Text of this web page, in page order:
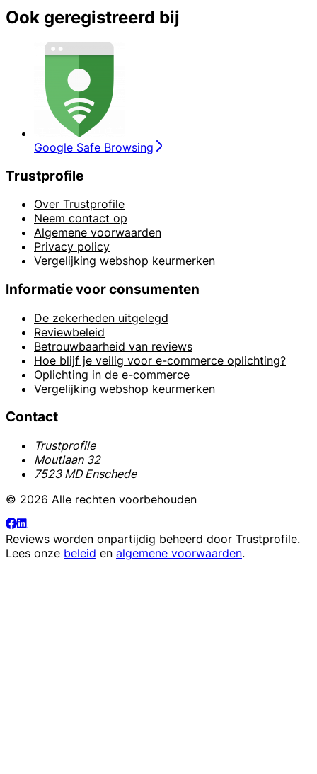
Ook geregistreerd bij
Google Safe Browsing
Trustprofile
Over Trustprofile
Neem contact op
Algemene voorwaarden
Privacy policy
Vergelijking webshop keurmerken
Informatie voor consumenten
De zekerheden uitgelegd
Reviewbeleid
Betrouwbaarheid van reviews
Hoe blijf je veilig voor e-commerce oplichting?
Oplichting in de e-commerce
Vergelijking webshop keurmerken
Contact
Trustprofile
Moutlaan 32
7523 MD Enschede
© 2026 Alle rechten voorbehouden
Reviews worden onpartijdig beheerd door Trustprofile.
Lees onze beleid en algemene voorwaarden.